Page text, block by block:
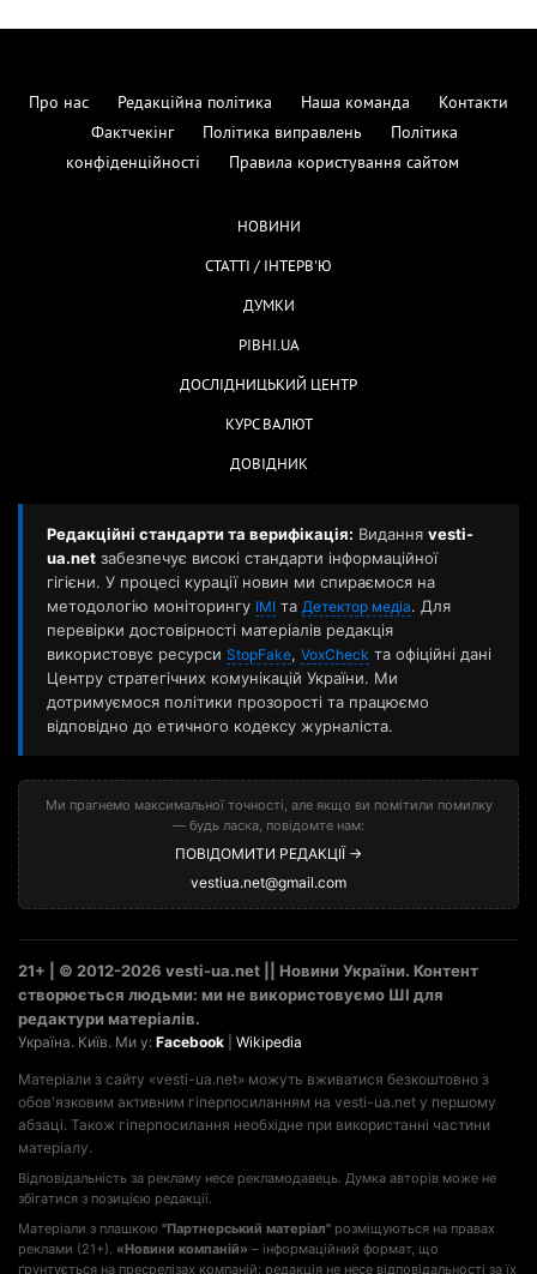
Про нас Редакційна політика Наша команда
Контакти
Фактчекінг
Політика виправлень
Політика
конфіденційності
Правила користування сайтом
НОВИНИ
СТАТТІ / ІНТЕРВ'Ю
ДУМКИ
РІВНІ.UA
ДОСЛІДНИЦЬКИЙ ЦЕНТР
КУРС ВАЛЮТ
ДОВІДНИК
Редакційні стандарти та верифікація: Видання vesti-
ua.net забезпечує високі стандарти інформаційної
гігієни. У процесі курації новин ми спираємося на
методологію моніторингу ІМІ та Детектор медіа. Для
перевірки достовірності матеріалів редакція
використовує ресурси StopFake, VoxCheck та офіційні дані
Центру стратегічних комунікацій України. Ми
дотримуємося політики прозорості та працюємо
відповідно до етичного кодексу журналіста.
Ми прагнемо максимальної точності, але якщо ви помітили помилку
— будь ласка, повідомте нам:
ПОВІДОМИТИ РЕДАКЦІЇ →
vestiua.net@gmail.com
21+ | © 2012-2026 vesti-ua.net || Новини України. Контент
створюється людьми: ми не використовуємо ШІ для
редактури матеріалів.
Україна. Київ. Ми у: Facebook Wikipedia
Матеріали з сайту «vesti-ua.net» можуть вживатися безкоштовно з
обов'язковим активним гіперпосиланням на vesti-ua.net у першому
абзаці. Також гіперпосилання необхідне при використанні частини
матеріалу.
Відповідальність за рекламу несе рекламодавець. Думка авторів може не
збігатися з позицією редакції.
Матеріали з плашкою "Партнерський матеріал" розміщуються на правах
реклами (21+). «Новини компаній» – інформаційний формат, що
ґрунтується на пресрелізах компаній; редакція не несе відповідальності за їх